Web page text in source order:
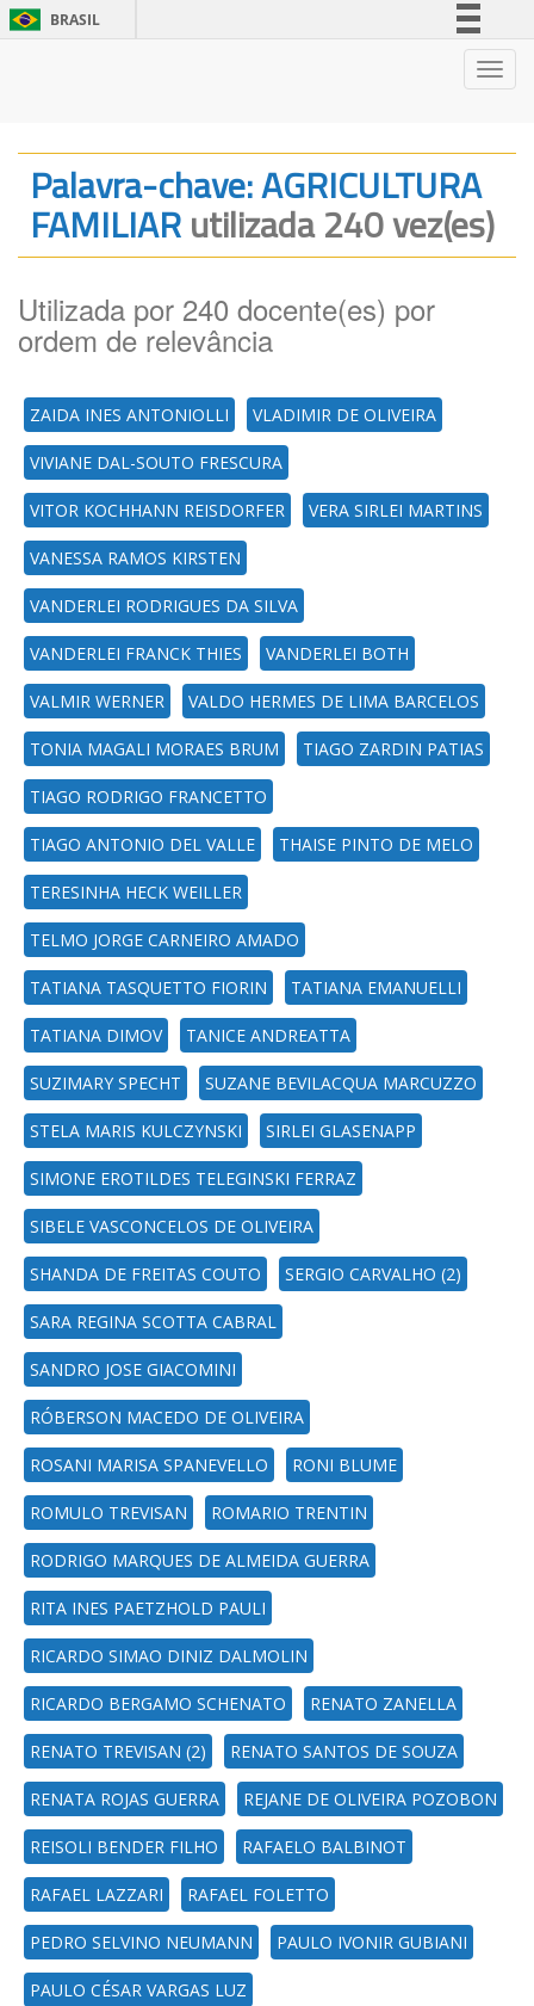
BRASIL
Legislação
Canais
Palavra-chave: AGRICULTURA
FAMILIARutilizada 240 vez(es)
Utilizada por 240 docente(es) por
ordem de relevância
ZAIDA INES ANTONIOLLI VLADIMIR DE OLIVEIRA
VIVIANE DAL-SOUTO FRESCURA
VITOR KOCHHANN REISDORFER VERA SIRLEI MARTINS
VANESSA RAMOS KIRSTEN
VANDERLEI RODRIGUES DA SILVA
VANDERLEI FRANCK THIES VANDERLEI BOTH
VALMIR WERNER VALDO HERMES DE LIMA BARCELOS
TONIA MAGALI MORAES BRUM TIAGO ZARDIN PATIAS
TIAGO RODRIGO FRANCETTO
TIAGO ANTONIO DEL VALLE THAISE PINTO DE MELO
TERESINHA HECK WEILLER
TELMO JORGE CARNEIRO AMADO
TATIANA TASQUETTO FIORIN TATIANA EMANUELLI
TATIANA DIMOV TANICE ANDREATTA
SUZIMARY SPECHT SUZANE BEVILACQUA MARCUZZO
STELA MARIS KULCZYNSKI SIRLEI GLASENAPP
SIMONE EROTILDES TELEGINSKI FERRAZ
SIBELE VASCONCELOS DE OLIVEIRA
SHANDA DE FREITAS COUTO SERGIO CARVALHO (2)
SARA REGINA SCOTTA CABRAL
SANDRO JOSE GIACOMINI
RÓBERSON MACEDO DE OLIVEIRA
ROSANI MARISA SPANEVELLO RONI BLUME
ROMULO TREVISAN ROMARIO TRENTIN
RODRIGO MARQUES DE ALMEIDA GUERRA
RITA INES PAETZHOLD PAULI
RICARDO SIMAO DINIZ DALMOLIN
RICARDO BERGAMO SCHENATO RENATO ZANELLA
RENATO TREVISAN (2) RENATO SANTOS DE SOUZA
RENATA ROJAS GUERRA REJANE DE OLIVEIRA POZOBON
REISOLI BENDER FILHO RAFAELO BALBINOT
RAFAEL LAZZARI RAFAEL FOLETTO
PEDRO SELVINO NEUMANN PAULO IVONIR GUBIANI
PAULO CÉSAR VARGAS LUZ